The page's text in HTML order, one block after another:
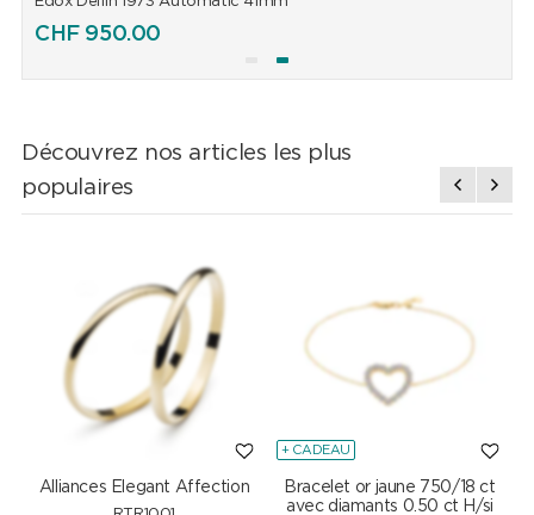
CHF950.00
Découvrez nos articles les plus
populaires
Alliances Elegant Affection
+ CADEAU
Bracelet or jaune 750/18 ct
avec diamants 0.50 ct H/si